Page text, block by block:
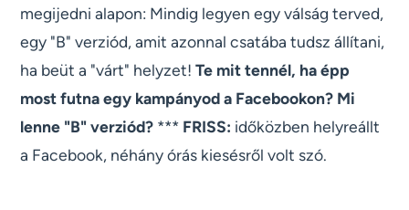
megijedni alapon: Mindig legyen egy válság terved,
egy "B" verziód, amit azonnal csatába tudsz állítani,
ha beüt a "várt" helyzet!Te mit tennél, ha épp
most futna egy kampányod a Facebookon? Mi
lenne "B" verziód? *** FRISS: időközben helyreállt
a Facebook, néhány órás kiesésről volt szó.